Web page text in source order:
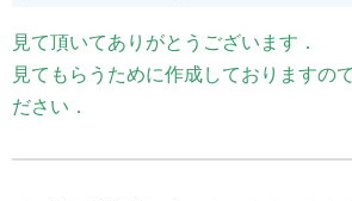
見て頂いてありがとうございます．
見てもらうために作成しておりますの
ださい．